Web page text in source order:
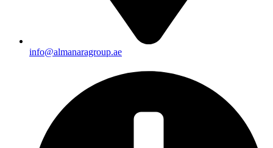
info@almanaragroup.ae